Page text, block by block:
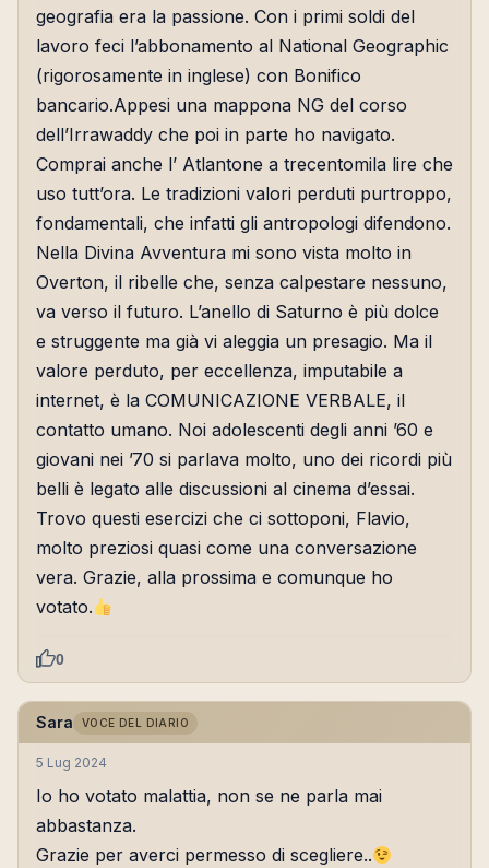
geografia era la passione. Con i primi soldi del
lavoro feci l’abbonamento al National Geographic
(rigorosamente in inglese) con Bonifico
bancario.Appesi una mappona NG del corso
dell’Irrawaddy che poi in parte ho navigato.
Comprai anche l’ Atlantone a trecentomila lire che
uso tutt’ora. Le tradizioni valori perduti purtroppo,
fondamentali, che infatti gli antropologi difendono.
Nella Divina Avventura mi sono vista molto in
Overton, il ribelle che, senza calpestare nessuno,
va verso il futuro. L’anello di Saturno è più dolce
e struggente ma già vi aleggia un presagio. Ma il
valore perduto, per eccellenza, imputabile a
internet, è la COMUNICAZIONE VERBALE, il
contatto umano. Noi adolescenti degli anni ’60 e
giovani nei ’70 si parlava molto, uno dei ricordi più
belli è legato alle discussioni al cinema d’essai.
Trovo questi esercizi che ci sottoponi, Flavio,
molto preziosi quasi come una conversazione
vera. Grazie, alla prossima e comunque ho
votato.
0
Sara VOCE DEL DIARIO
5 Lug 2024
Io ho votato malattia, non se ne parla mai
abbastanza.
Grazie per averci permesso di scegliere..